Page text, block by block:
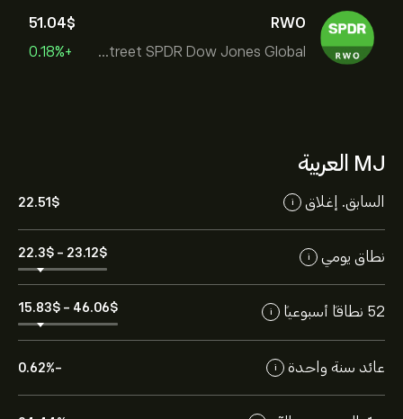
RWO
State Street SPDR Dow Jones Global
51.04‎$‎
+0.18%
MJ العربية
السابق. إغلاق i
22.51‎$‎
نطاق يومي i
22.3‎$‎ - 23.12‎$‎
52 نطاقاً أسبوعياً i
15.83‎$‎ - 46.06‎$‎
عائد سنة واحدة i
-0.62%